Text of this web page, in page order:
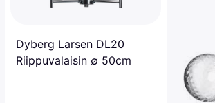
Dyberg Larsen DL20
Riippuvalaisin ∅ 50cm